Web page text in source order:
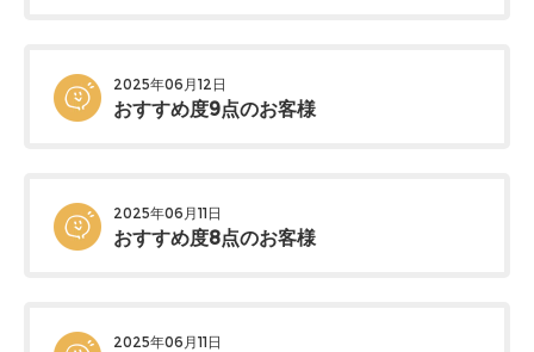
2025年06月12日
おすすめ度9点のお客様
2025年06月11日
おすすめ度8点のお客様
2025年06月11日